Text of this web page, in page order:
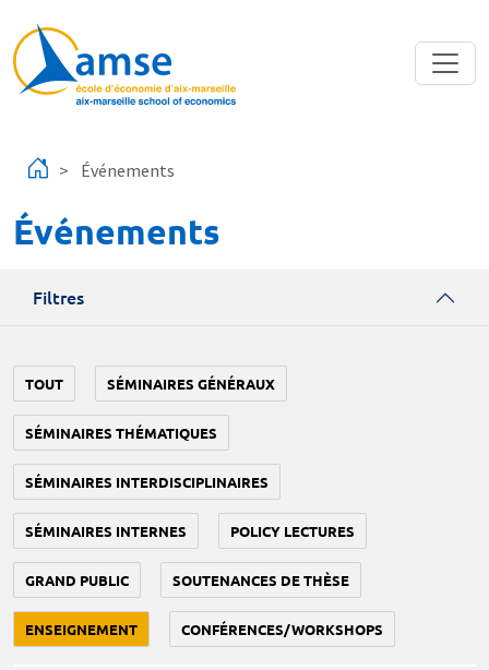
Événements
Événements
Filtres
TOUT SÉMINAIRES GÉNÉRAUX
SÉMINAIRES THÉMATIQUES
SÉMINAIRES INTERDISCIPLINAIRES
SÉMINAIRES INTERNES POLICY LECTURES
GRAND PUBLIC SOUTENANCES DE THÈSE
ENSEIGNEMENT CONFÉRENCES/WORKSHOPS